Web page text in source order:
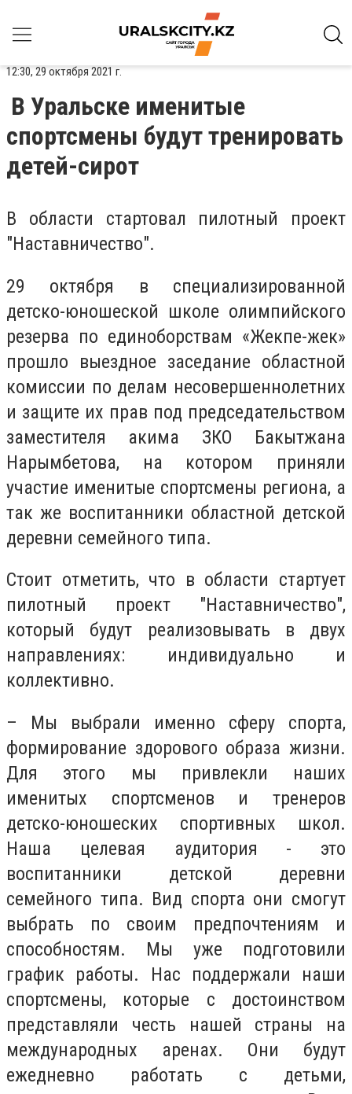
12:30, 29 октября 2021 г.
В Уральске именитые
спортсмены будут тренировать
детей-сирот
В области стартовал пилотный проект
"Наставничество".
29 октября в специализированной
детско-юношеской школе олимпийского
резерва по единоборствам «Жекпе-жек»
прошло выездное заседание областной
комиссии по делам несовершеннолетних
и защите их прав под председательством
заместителя акима ЗКО Бакытжана
Нарымбетова, на котором приняли
участие именитые спортсмены региона, а
так же воспитанники областной детской
деревни семейного типа.
Стоит отметить, что в области стартует
пилотный проект "Наставничество",
который будут реализовывать в двух
направлениях: индивидуально и
коллективно.
– Мы выбрали именно сферу спорта,
формирование здорового образа жизни.
Для этого мы привлекли наших
именитых спортсменов и тренеров
детско-юношеских спортивных школ.
Наша целевая аудитория - это
воспитанники детской деревни
семейного типа. Вид спорта они смогут
выбрать по своим предпочтениям и
способностям. Мы уже подготовили
график работы. Нас поддержали наши
спортсмены, которые с достоинством
представляли честь нашей страны на
международных аренах. Они будут
ежедневно работать с детьми,